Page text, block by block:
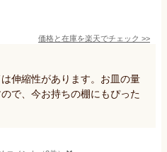
価格と在庫を楽天でチェック >>
伸縮性があります。お皿の量
で、今お持ちの棚にもぴった